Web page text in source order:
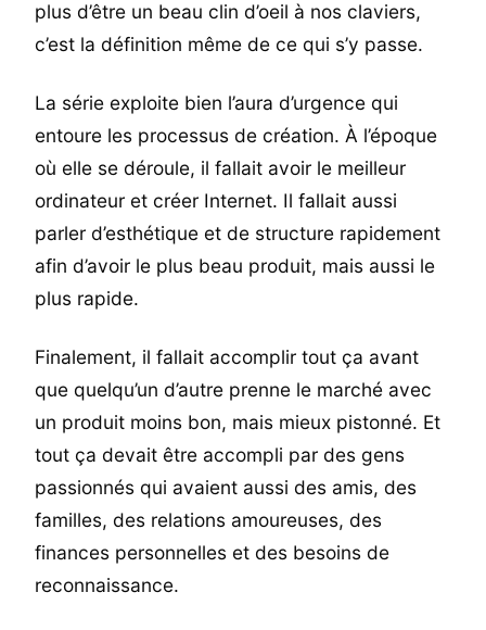
plus d’être un beau clin d’oeil à nos claviers,
c’est la définition même de ce qui s’y passe.
La série exploite bien l’aura d’urgence qui
entoure les processus de création. À l’époque
où elle se déroule, il fallait avoir le meilleur
ordinateur et créer Internet. Il fallait aussi
parler d’esthétique et de structure rapidement
afin d’avoir le plus beau produit, mais aussi le
plus rapide.
Finalement, il fallait accomplir tout ça avant
que quelqu’un d’autre prenne le marché avec
un produit moins bon, mais mieux pistonné. Et
tout ça devait être accompli par des gens
passionnés qui avaient aussi des amis, des
familles, des relations amoureuses, des
finances personnelles et des besoins de
reconnaissance.